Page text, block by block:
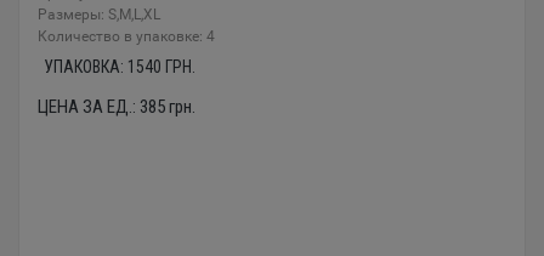
Размеры: S,M,L,XL
Количество в упаковке: 4
УПАКОВКА: 1540 ГРН.
ЦЕНА ЗА ЕД.: 385грн.